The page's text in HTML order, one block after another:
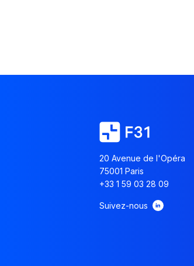
20 Avenue de l'Opéra
75001 Paris
+33 1 59 03 28 09
Suivez-nous